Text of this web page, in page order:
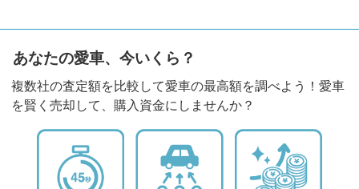
あなたの愛車、今いくら？
複数社の査定額を比較して愛車の最高額を調べよう！愛車
を賢く売却して、購入資金にしませんか？